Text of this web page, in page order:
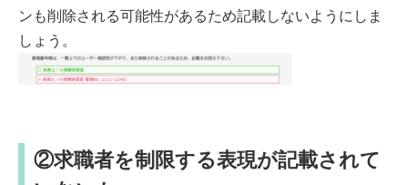
ンも削除される可能性があるため記載しないようにしま
しょう。
②求職者を制限する表現が記載されて